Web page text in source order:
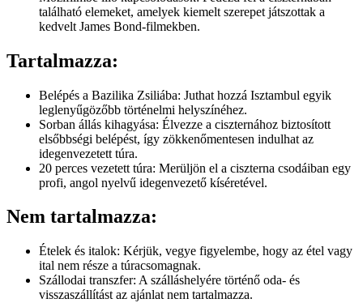
található elemeket, amelyek kiemelt szerepet játszottak a
kedvelt James Bond-filmekben.
Tartalmazza:
Belépés a Bazilika Zsiliába: Juthat hozzá Isztambul egyik
leglenyűgözőbb történelmi helyszínéhez.
Sorban állás kihagyása: Élvezze a ciszternához biztosított
elsőbbségi belépést, így zökkenőmentesen indulhat az
idegenvezetett túra.
20 perces vezetett túra: Merüljön el a ciszterna csodáiban egy
profi, angol nyelvű idegenvezető kíséretével.
Nem tartalmazza:
Ételek és italok: Kérjük, vegye figyelembe, hogy az étel vagy
ital nem része a túracsomagnak.
Szállodai transzfer: A szálláshelyére történő oda- és
visszaszállítást az ajánlat nem tartalmazza.